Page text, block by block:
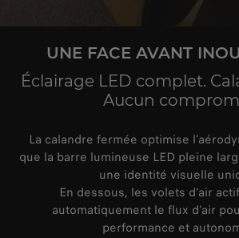
UNE FACE AVANT
Éclairage LED complet.
Aucun
La calandre fermée optimise
que la barre lumineuse LED pleine
une identité visuelle
En dessous, les volets d’air
automatiquement le flux d’air
performance et